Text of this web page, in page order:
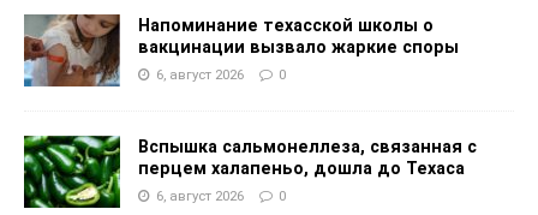
Напоминание техасской школы о
вакцинации вызвало жаркие споры
6, август 2026 0
Вспышка сальмонеллеза, связанная с
перцем халапеньо, дошла до Техаса
6, август 2026 0